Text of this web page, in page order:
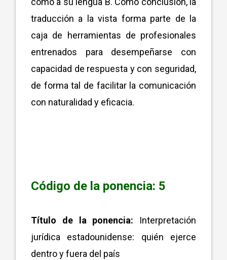
traducción a la vista forma parte de la
caja de herramientas de profesionales
entrenados para desempeñarse con
capacidad de respuesta y con seguridad,
de forma tal de facilitar la comunicación
con naturalidad y eficacia.
Código de la ponencia: 5
Título de la ponencia: Interpretación
jurídica estadounidense: quién ejerce
dentro y fuera del país